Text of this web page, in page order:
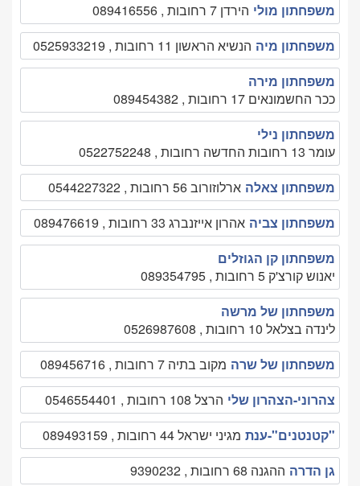
משפחתון מולי הירדן 7 רחובות , 089416556
משפחתון מיה הנשיא הראשון 11 רחובות , 0525933219
משפחתון מירה
ככר החשמונאים 17 רחובות , 089454382
משפחתון נילי
עומר 13 רחובות החדשה רחובות , 0522752248
משפחתון צאלה ארלוזורוב 56 רחובות , 0544227322
משפחתון צביה אהרון אייזנברג 33 רחובות , 089476619
משפחתון קן הגוזלים
יאנוש קורצ'ק 5 רחובות , 089354795
משפחתון של מרשה
לינדה בצלאל 10 רחובות , 0526987608
משפחתון של שרה מקוב בתיה 7 רחובות , 089456716
צהרוני-הצהרון שלי הרצל 108 רחובות , 0546554401
"קטנטנים"-ענת מגיני ישראל 44 רחובות , 089493159
גן הדרה ההגנה 68 רחובות , 9390232